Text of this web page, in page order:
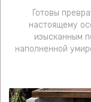
Готовы
настоящему
изысканным
наполненной